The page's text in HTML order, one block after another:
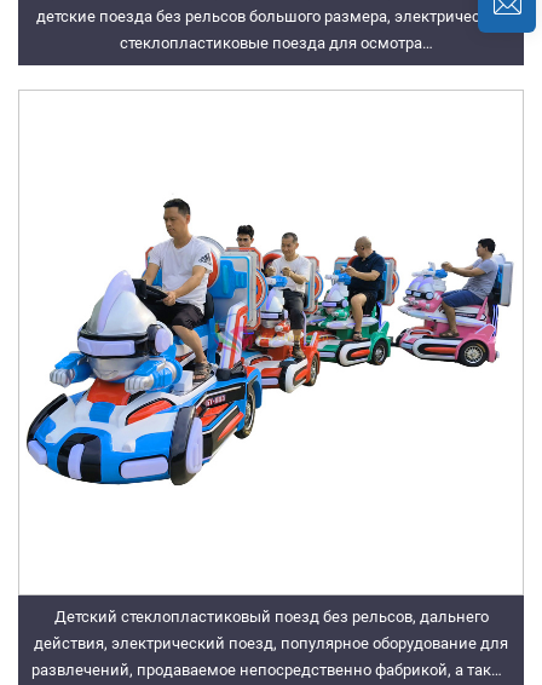
детские поездa без рельсов большого размера, электрические
стеклопластиковые поезда для осмотра
достопримечательностей
Детский стеклопластиковый поезд без рельсов, дальнего
действия, электрический поезд, популярное оборудование для
развлечений, продаваемое непосредственно фабрикой, а также